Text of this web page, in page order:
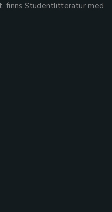
finns Studentlitteratur med